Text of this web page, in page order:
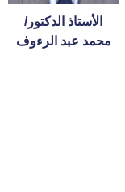
الأستاذ الدكتور/
محمد عبد الرءوف